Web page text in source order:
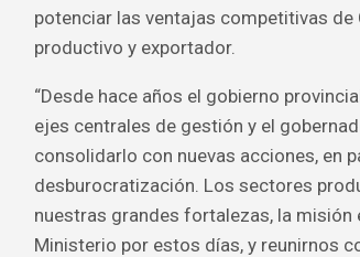
potenciar las ventajas competitivas
productivo y exportador.
“Desde hace años el gobierno
ejes centrales de gestión y el
consolidarlo con nuevas acciones, en
desburocratización. Los sectores
nuestras grandes fortalezas, la
Ministerio por estos días, y reunirnos